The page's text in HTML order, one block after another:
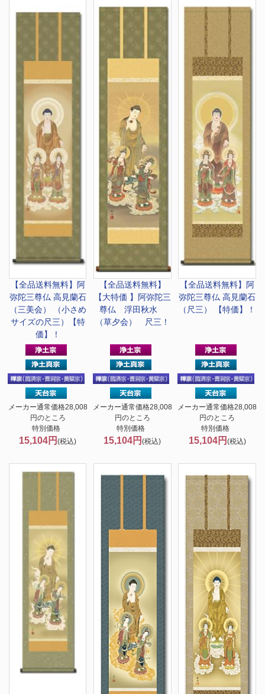
【全品送料無料】
阿
弥陀三尊仏 高見蘭石
（三美会） （小さめ
サイズの尺三）【特
価】！
メーカー通常価格28,008
円のところ
特別価格
15,104円(税込)
【全品送料無料】
【大特価 】
阿弥陀三
尊仏 浮田秋水
（草夕会） 尺三！
メーカー通常価格28,008
円のところ
特別価格
15,104円(税込)
【全品送料無料】
阿
弥陀三尊仏 高見蘭石
（尺三） 【特価】！
メーカー通常価格28,008
円のところ
特別価格
15,104円 (税込)